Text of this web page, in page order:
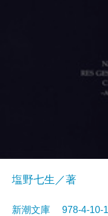
塩野七生／著
新潮文庫 978-4-